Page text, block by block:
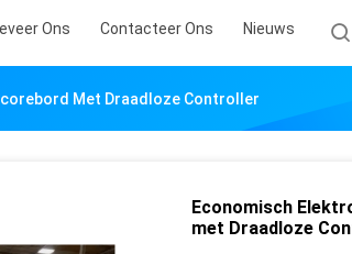
Ons Contacteer Ons Nieuws
Met Draadloze Controller
Economisch
met Draadloze